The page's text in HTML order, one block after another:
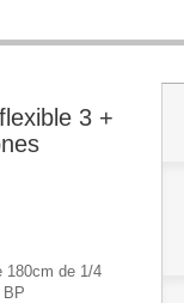
3 +
180cm de 1/4
BP